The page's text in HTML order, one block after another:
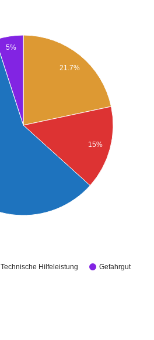
Technische Hilfeleistung Gefahrgut
21.7%
15%
5%